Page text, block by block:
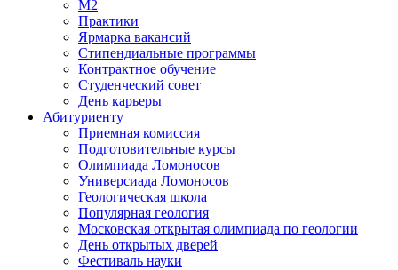
М2
Практики
Ярмарка вакансий
Стипендиальные программы
Контрактное обучение
Студенческий совет
День карьеры
Абитуриенту
Приемная комиссия
Подготовительные курсы
Олимпиада Ломоносов
Универсиада Ломоносов
Геологическая школа
Популярная геология
Московская открытая олимпиада по геологии
День открытых дверей
Фестиваль науки